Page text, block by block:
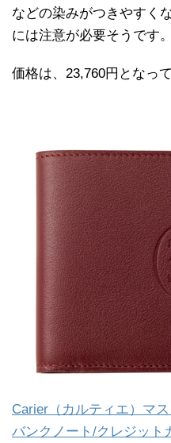
などの染みがつきやすく
には注意が必要そうです。
価格は、23,760円となって
Carier（カルティエ）マ
バンクノート/クレジット